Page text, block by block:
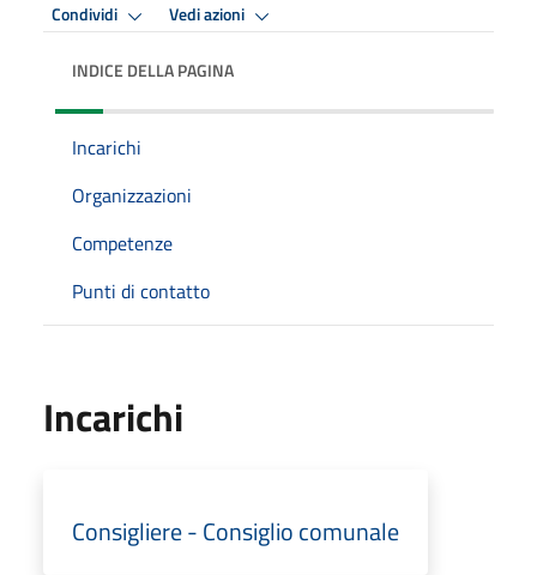
Condividi Vedi azioni
INDICE DELLA PAGINA
Incarichi
Organizzazioni
Competenze
Punti di contatto
Incarichi
Consigliere - Consiglio comunale